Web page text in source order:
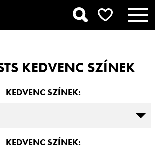
KEDVENC SZÍNEK
KEDVENC SZÍNEK:
KEDVENC SZÍNEK: